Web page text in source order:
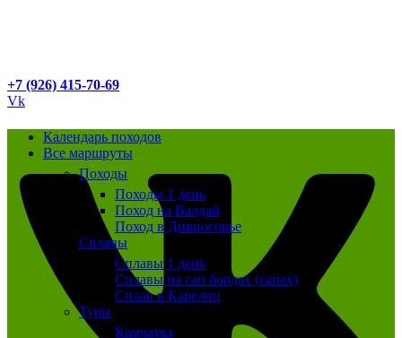
+7 (926) 415-70-69
Vk
Календарь походов
Все маршруты
Походы
Походы 1 день
Поход на Валдай
Поход в Дивногорье
Сплавы
Сплавы 1 день
Сплавы на сап бордах (сапах)
Сплав в Карелии
Туры
Камчатка